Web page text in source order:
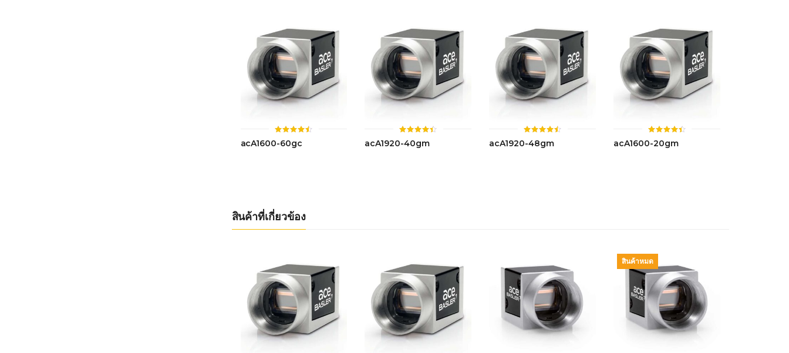
ให้
คะแนน
acA1600-60gc
ให้
คะแนน
acA1920-40gm
ให้
คะแนน
acA1920-48gm
ให้
คะแนน
acA1600-20gm
สินค้าที่เกี่ยวข้อง
สินค้าหมด